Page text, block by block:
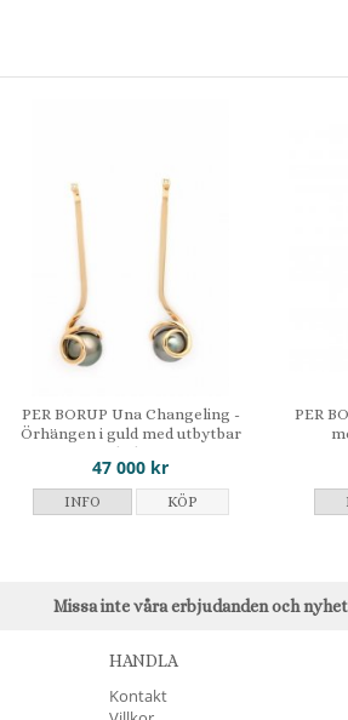
PER BORUP Una Changeling -
Örhängen i guld med utbytbar
kula
47 000 kr
INFO KÖP
PER
Missa inte våra erbjudanden och
HANDLA
Kontakt